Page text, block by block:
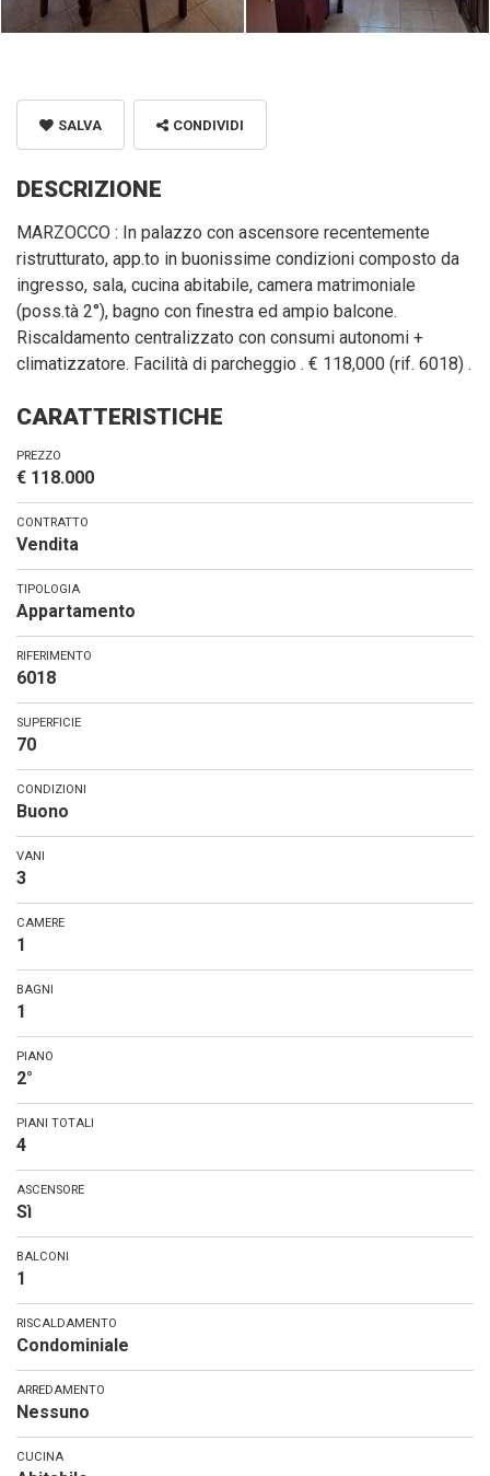
SALVA CONDIVIDI
DESCRIZIONE
MARZOCCO : In palazzo con ascensore recentemente
ristrutturato, app.to in buonissime condizioni composto da
ingresso, sala, cucina abitabile, camera matrimoniale
(poss.tà 2°), bagno con finestra ed ampio balcone.
Riscaldamento centralizzato con consumi autonomi +
climatizzatore. Facilità di parcheggio . € 118,000 (rif. 6018) .
CARATTERISTICHE
PREZZO
€ 118.000
CONTRATTO
Vendita
TIPOLOGIA
Appartamento
RIFERIMENTO
6018
SUPERFICIE
70
CONDIZIONI
Buono
VANI
3
CAMERE
1
BAGNI
1
PIANO
2°
PIANI TOTALI
4
ASCENSORE
Sì
BALCONI
1
RISCALDAMENTO
Condominiale
ARREDAMENTO
Nessuno
CUCINA